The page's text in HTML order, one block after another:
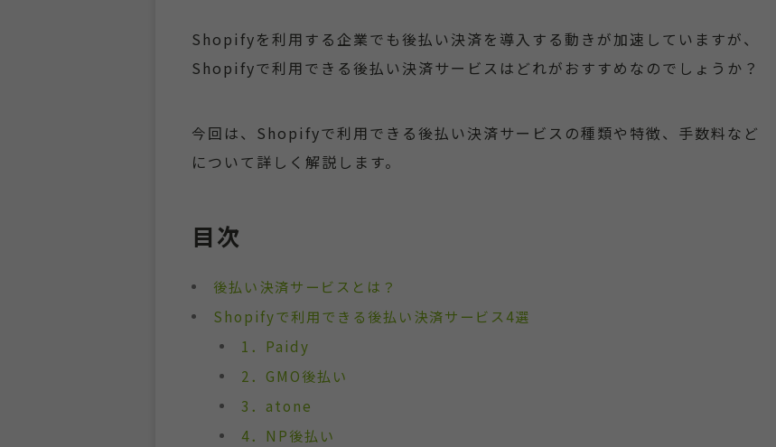
Shopifyを利用する企業でも後払い決済を導入する動きが加速していますが、
Shopifyで利用できる後払い決済サービスはどれがおすすめなのでしょうか？
今回は、Shopifyで利用できる後払い決済サービスの種類や特徴、手数料など
について詳しく解説します。
目次
後払い決済サービスとは？
Shopifyで利用できる後払い決済サービス4選
1．Paidy
2．GMO後払い
3．atone
4．NP後払い